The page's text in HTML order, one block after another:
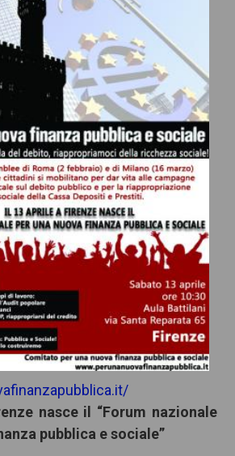
nasce il “Forum nazionale
pubblica e sociale”